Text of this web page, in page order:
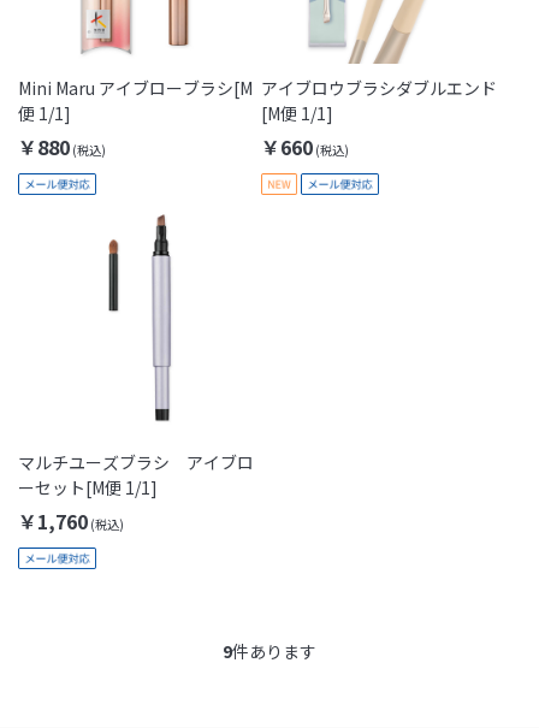
Mini Maru アイブローブラシ[M
便 1/1]
￥880
アイブロウブラシダブルエンド
[M便 1/1]
￥660
マルチユーズブラシ アイブロ
ーセット[M便 1/1]
￥1,760
9件あります